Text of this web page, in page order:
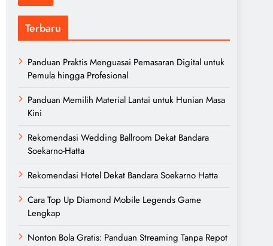
Terbaru
Panduan Praktis Menguasai Pemasaran Digital untuk
Pemula hingga Profesional
Panduan Memilih Material Lantai untuk Hunian Masa
Kini
Rekomendasi Wedding Ballroom Dekat Bandara
Soekarno-Hatta
Rekomendasi Hotel Dekat Bandara Soekarno Hatta
Cara Top Up Diamond Mobile Legends Game
Lengkap
Nonton Bola Gratis: Panduan Streaming Tanpa Repot